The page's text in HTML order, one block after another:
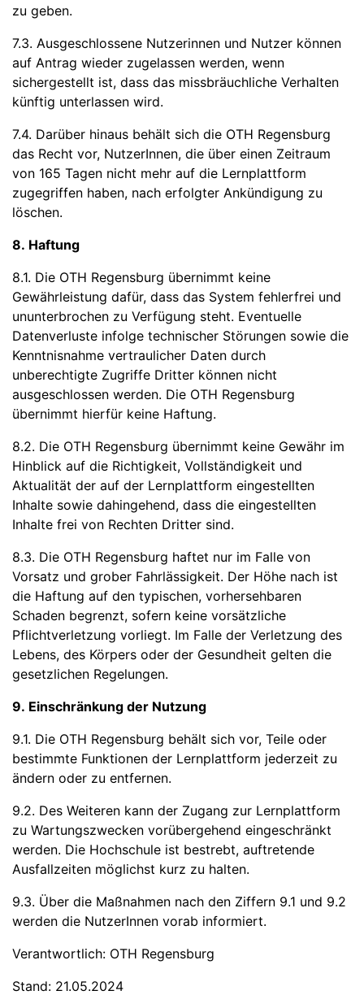
zu geben.
7.3. Ausgeschlossene Nutzerinnen und Nutzer können
auf Antrag wieder zugelassen werden, wenn
sichergestellt ist, dass das missbräuchliche Verhalten
künftig unterlassen wird.
7.4. Darüber hinaus behält sich die OTH Regensburg
das Recht vor, NutzerInnen, die über einen Zeitraum
von 165 Tagen nicht mehr auf die Lernplattform
zugegriffen haben, nach erfolgter Ankündigung zu
löschen.
8. Haftung
8.1. Die OTH Regensburg übernimmt keine
Gewährleistung dafür, dass das System fehlerfrei und
ununterbrochen zu Verfügung steht. Eventuelle
Datenverluste infolge technischer Störungen sowie die
Kenntnisnahme vertraulicher Daten durch
unberechtigte Zugriffe Dritter können nicht
ausgeschlossen werden. Die OTH Regensburg
übernimmt hierfür keine Haftung.
8.2. Die OTH Regensburg übernimmt keine Gewähr im
Hinblick auf die Richtigkeit, Vollständigkeit und
Aktualität der auf der Lernplattform eingestellten
Inhalte sowie dahingehend, dass die eingestellten
Inhalte frei von Rechten Dritter sind.
8.3. Die OTH Regensburg haftet nur im Falle von
Vorsatz und grober Fahrlässigkeit. Der Höhe nach ist
die Haftung auf den typischen, vorhersehbaren
Schaden begrenzt, sofern keine vorsätzliche
Pflichtverletzung vorliegt. Im Falle der Verletzung des
Lebens, des Körpers oder der Gesundheit gelten die
gesetzlichen Regelungen.
9. Einschränkung der Nutzung
9.1. Die OTH Regensburg behält sich vor, Teile oder
bestimmte Funktionen der Lernplattform jederzeit zu
ändern oder zu entfernen.
9.2. Des Weiteren kann der Zugang zur Lernplattform
zu Wartungszwecken vorübergehend eingeschränkt
werden. Die Hochschule ist bestrebt, auftretende
Ausfallzeiten möglichst kurz zu halten.
9.3. Über die Maßnahmen nach den Ziffern 9.1 und 9.2
werden die NutzerInnen vorab informiert.
Verantwortlich: OTH Regensburg
Stand: 21.05.2024